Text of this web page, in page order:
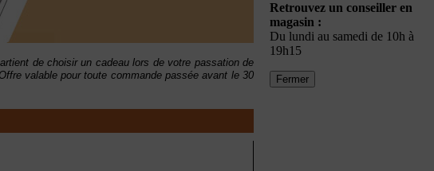
de choisir un cadeau lors de votre passation de
valable pour toute commande passée avant le30
Retrouvez un conseiller en
magasin :
Du lundi au samedi de 10h à
19h15
Fermer